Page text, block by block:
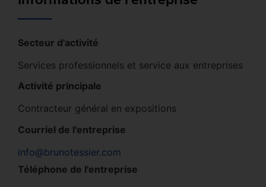
Secteur d'activité
Services professionnels et service aux entreprises
Activité principale
Contracteur général en expositions
Courriel de l'entreprise
info@brunotessier.com
Téléphone de l'entreprise